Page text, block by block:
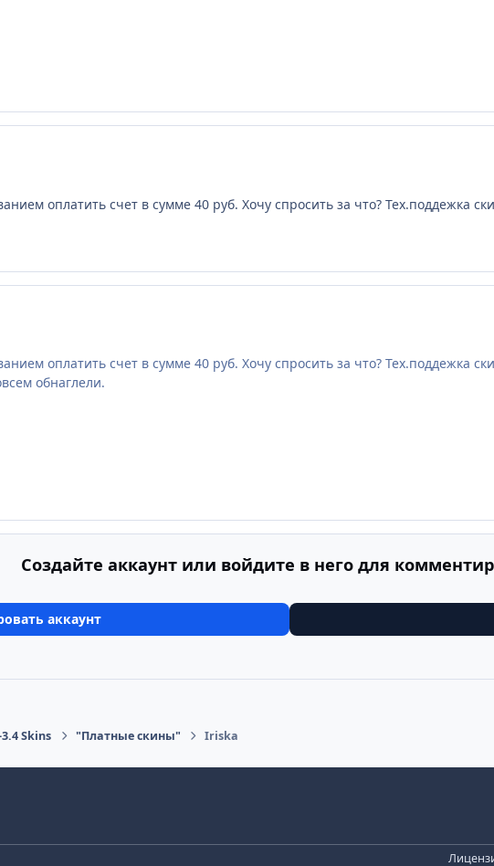
оплатить счет в сумме 40 руб. Хочу спросить за что? Тех.поддежка
оплатить счет в сумме 40 руб. Хочу спросить за что? Тех.поддежка
обнаглели.
Создайте аккаунт или войдите в него для
аккаунт
Skins "Платные скины" Iriska